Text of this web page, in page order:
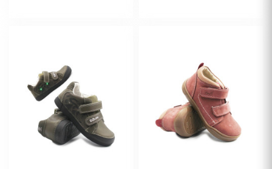
24 28
20
23
24 +1